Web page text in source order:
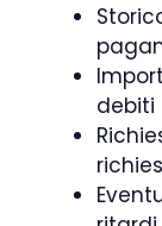
debiti